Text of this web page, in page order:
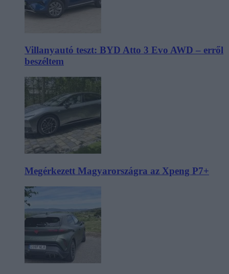
Villanyautó teszt: BYD Atto 3 Evo AWD – erről
beszéltem
Megérkezett Magyarországra az Xpeng P7+